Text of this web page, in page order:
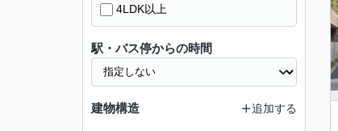
4LDK以上
駅・バス停からの時間
建物構造 追加する